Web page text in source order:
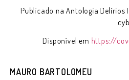
Publicado na Antologia Delírios I
Disponível em https://
MAURO BARTOLOMEU